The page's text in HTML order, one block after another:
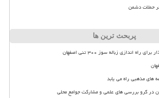
حملات دشمن
پربحث ترین ها
اندازی زباله سوز ۳۰۰ تنی اصفهان
های مذهبی راه می یابد
در گرو بررسی های علمی و مشارکت جوامع محلی